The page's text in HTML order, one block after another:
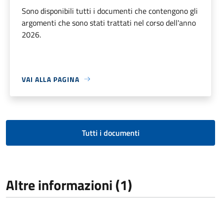
Sono disponibili tutti i documenti che contengono gli
argomenti che sono stati trattati nel corso dell'anno
2026.
VAI ALLA PAGINA
Tutti i documenti
Altre informazioni (1)